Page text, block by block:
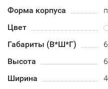
Форма корпуса
Цвет
Габариты (В*Ш*Г)
Высота
Ширина